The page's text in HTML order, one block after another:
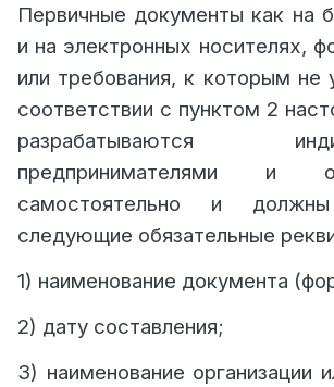
Первичные документы как на
и на электронных носителях,
или требования, к которым не
соответствии с пунктом 2
разрабатываются
предпринимателями и
самостоятельно и
следующие обязательные
1) наименование документа
2) дату составления;
3) наименование организации